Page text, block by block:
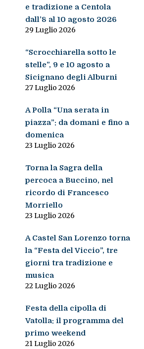
e tradizione a Centola
dall’8 al 10 agosto 2026
29 Luglio 2026
“Scrocchiarella sotto le
stelle”, 9 e 10 agosto a
Sicignano degli Alburni
27 Luglio 2026
A Polla “Una serata in
piazza”: da domani e fino a
domenica
23 Luglio 2026
Torna la Sagra della
percoca a Buccino, nel
ricordo di Francesco
Morriello
23 Luglio 2026
A Castel San Lorenzo torna
la “Festa del Viccio”, tre
giorni tra tradizione e
musica
22 Luglio 2026
Festa della cipolla di
Vatolla: il programma del
primo weekend
21 Luglio 2026